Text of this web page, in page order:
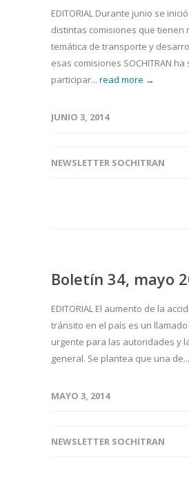
EDITORIAL Durante junio se
distintas comisiones que tienen
temática de transporte y
esas comisiones SOCHITRAN
participar... read more →
JUNIO 3, 2014
NEWSLETTER SOCHITRAN
Boletín 34, mayo
EDITORIAL El aumento de la
tránsito en el país es un
urgente para las autoridades y
general. Se plantea que una de...
MAYO 3, 2014
NEWSLETTER SOCHITRAN